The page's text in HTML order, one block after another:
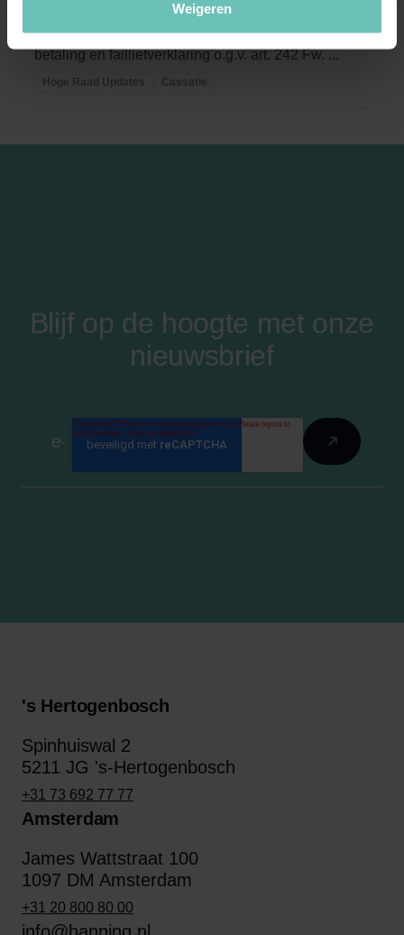
Weigeren
Insolventierecht. Intrekking surseance van
betaling en faillietverklaring o.g.v. art. 242 Fw. ...
Hoge Raad Updates Cassatie
Blijf op de hoogte met onze
nieuwsbrief
's Hertogenbosch
Spinhuiswal 2
5211 JG 's-Hertogenbosch
+31 73 692 77 77
Amsterdam
James Wattstraat 100
1097 DM Amsterdam
+31 20 800 80 00